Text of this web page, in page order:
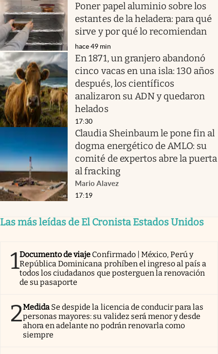
Poner papel aluminio sobre los
estantes de la heladera: para qué
sirve y por qué lo recomiendan
hace 49 min
En 1871, un granjero abandonó
cinco vacas en una isla: 130 años
después, los científicos
analizaron su ADN y quedaron
helados
17:30
Claudia Sheinbaum le pone fin al
dogma energético de AMLO: su
comité de expertos abre la puerta
al fracking
Mario Alavez
17:19
Las más leídas de El Cronista Estados Unidos
1Documento de viaje Confirmado | México, Perú y
República Dominicana prohíben el ingreso al país a
todos los ciudadanos que posterguen la renovación
de su pasaporte
2Medida Se despide la licencia de conducir para las
personas mayores: su validez será menor y desde
ahora en adelante no podrán renovarla como
siempre